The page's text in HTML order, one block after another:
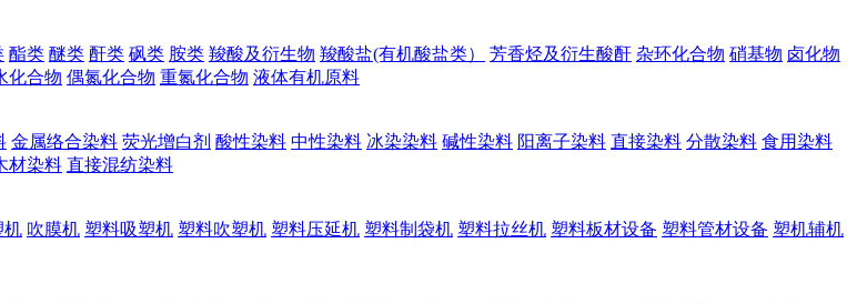
酯类 醚类 酐类 砜类 胺类 羧酸及衍生物 羧酸盐(有机酸盐类） 芳香烃及衍生酸酐 杂环化合物 硝基物 卤化物
化合物 偶氮化合物 重氮化合物 液体有机原料
金属络合染料 荧光增白剂 酸性染料 中性染料 冰染染料 碱性染料 阳离子染料 直接染料 分散染料 食用染料
材染料 直接混纺染料
机 吹膜机 塑料吸塑机 塑料吹塑机 塑料压延机 塑料制袋机 塑料拉丝机 塑料板材设备 塑料管材设备 塑机辅机